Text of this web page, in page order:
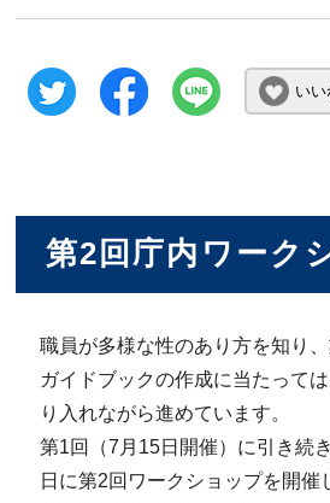
いい
第2回庁内ワーク
職員が多様な性のあり方を知り
ガイドブックの作成に当たって
り入れながら進めています。
第1回（7月15日開催）に引き続
日に第2回ワークショップを開催